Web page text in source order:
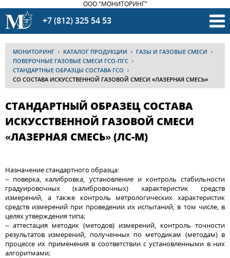
ООО "МОНИТОРИНГ"
+7 (812) 325 54 53
МОНИТОРИНГ КАТАЛОГ ПРОДУКЦИИ
ГАЗЫ И ГАЗОВЫЕ СМЕСИ
ПОВЕРОЧНЫЕ ГАЗОВЫЕ СМЕСИ ГСО-ПГС
СТАНДАРТНЫЕ ОБРАЗЦЫ СОСТАВА ГСО
СО СОСТАВА ИСКУССТВЕННОЙ ГАЗОВОЙ СМЕСИ «ЛАЗЕРНАЯ СМЕСЬ»
СТАНДАРТНЫЙ ОБРАЗЕЦ СОСТАВА
ИСКУССТВЕННОЙ ГАЗОВОЙ СМЕСИ
«ЛАЗЕРНАЯ СМЕСЬ» (ЛС-М)
Назначение стандартного образца:
– поверка, калибровка, установление и контроль стабильности
градуировочных (калибровочных) характеристик средств
измерений, а также контроль метрологических характеристик
средств измерений при проведении их испытаний, в том числе, в
целях утверждения типа;
– аттестация методик (методов) измерений, контроль точности
результатов измерений, полученных по методикам (методам) в
процессе их применения в соответствии с установленными в них
алгоритмами;